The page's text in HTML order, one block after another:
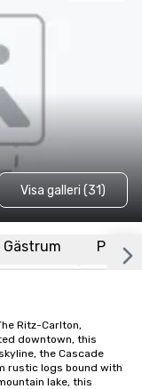
Visa galleri (31)
Gästrum Plats
Ritz-Carlton,
downtown, this
the Cascade
rustic logs bound with
lake, this